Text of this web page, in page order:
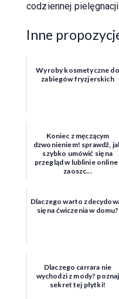
codziennej
Inne
Wyroby kosmetyczne do
zabiegów fryzjerskich
Koniec z męczącym
dzwonieniem! sprawdź,
szybko umówić się na
przegląd w lublinie online
zaoszc...
Dlaczego warto
się na ćwiczenia w domu?
Dlaczego carrara nie
wychodzi z mody? poznaj
sekret tej płytki!